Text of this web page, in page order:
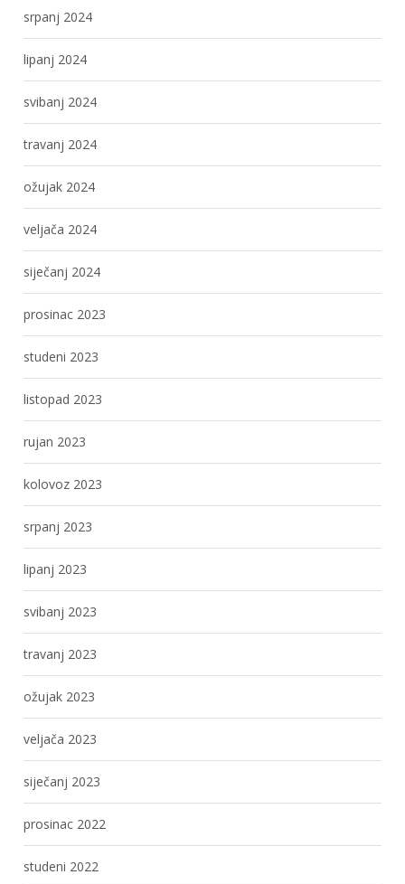
srpanj 2024
lipanj 2024
svibanj 2024
travanj 2024
ožujak 2024
veljača 2024
siječanj 2024
prosinac 2023
studeni 2023
listopad 2023
rujan 2023
kolovoz 2023
srpanj 2023
lipanj 2023
svibanj 2023
travanj 2023
ožujak 2023
veljača 2023
siječanj 2023
prosinac 2022
studeni 2022